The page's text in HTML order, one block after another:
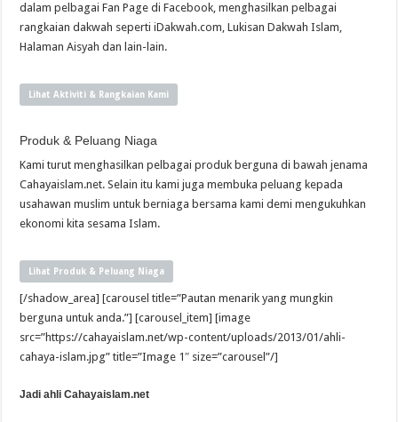
dalam pelbagai Fan Page di Facebook, menghasilkan pelbagai
rangkaian dakwah seperti iDakwah.com, Lukisan Dakwah Islam,
Halaman Aisyah dan lain-lain.
Lihat Aktiviti & Rangkaian Kami
Produk & Peluang Niaga
Kami turut menghasilkan pelbagai produk berguna di bawah jenama
Cahayaislam.net. Selain itu kami juga membuka peluang kepada
usahawan muslim untuk berniaga bersama kami demi mengukuhkan
ekonomi kita sesama Islam.
Lihat Produk & Peluang Niaga
[/shadow_area] [carousel title=”Pautan menarik yang mungkin
berguna untuk anda.”] [carousel_item] [image
src=”https://cahayaislam.net/wp-content/uploads/2013/01/ahli-
cahaya-islam.jpg” title=”Image 1″ size=”carousel”/]
Jadi ahli Cahayaislam.net